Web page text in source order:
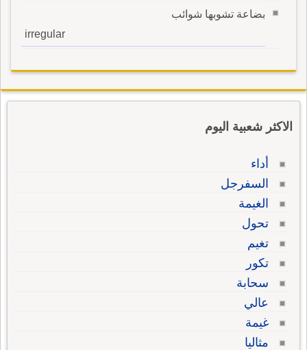
بضاعة تشوبها شوائب
irregular
الاكثر شعبية اليوم
أداء
السفرجل
الغيمة
تحول
تغيم
تكور
سحابة
عالي
غيمة
مثاليا